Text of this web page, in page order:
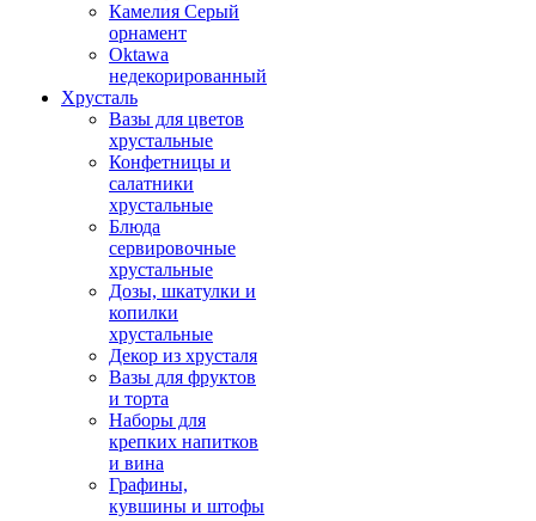
Камелия Серый
орнамент
Oktawa
недекорированный
Хрусталь
Вазы для цветов
хрустальные
Конфетницы и
салатники
хрустальные
Блюда
сервировочные
хрустальные
Дозы, шкатулки и
копилки
хрустальные
Декор из хрусталя
Вазы для фруктов
и торта
Наборы для
крепких напитков
и вина
Графины,
кувшины и штофы